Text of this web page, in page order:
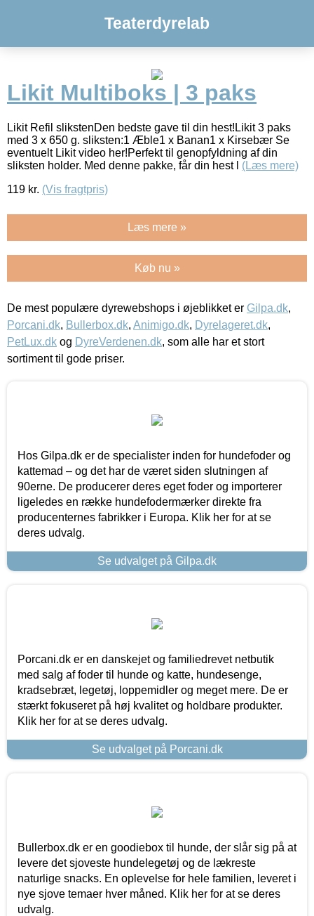
Teaterdyrelab
Likit Multiboks | 3 paks
Likit Refil slikstenDen bedste gave til din hest!Likit 3 paks
med 3 x 650 g. sliksten:1 Æble1 x Banan1 x Kirsebær Se
eventuelt Likit video her!Perfekt til genopfyldning af din
sliksten holder. Med denne pakke, får din hest l (Læs mere)
119 kr. (Vis fragtpris)
Læs mere »
Køb nu »
De mest populære dyrewebshops i øjeblikket er Gilpa.dk,
Porcani.dk, Bullerbox.dk, Animigo.dk, Dyrelageret.dk,
PetLux.dk og DyreVerdenen.dk, som alle har et stort
sortiment til gode priser.
Hos Gilpa.dk er de specialister inden for hundefoder og
kattemad – og det har de været siden slutningen af
90erne. De producerer deres eget foder og importerer
ligeledes en række hundefodermærker direkte fra
producenternes fabrikker i Europa. Klik her for at se
deres udvalg.
Se udvalget på Gilpa.dk
Porcani.dk er en danskejet og familiedrevet netbutik
med salg af foder til hunde og katte, hundesenge,
kradsebræt, legetøj, loppemidler og meget mere. De er
stærkt fokuseret på høj kvalitet og holdbare produkter.
Klik her for at se deres udvalg.
Se udvalget på Porcani.dk
Bullerbox.dk er en goodiebox til hunde, der slår sig på at
levere det sjoveste hundelegetøj og de lækreste
naturlige snacks. En oplevelse for hele familien, leveret i
nye sjove temaer hver måned. Klik her for at se deres
udvalg.